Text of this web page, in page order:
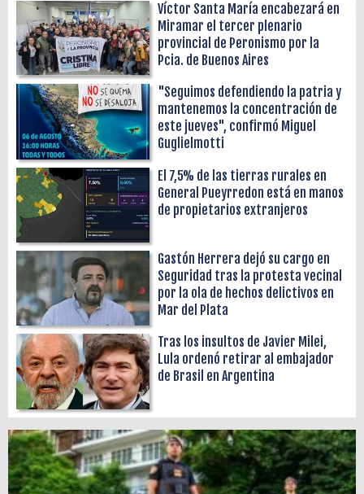
Víctor Santa María encabezará en
Miramar el tercer plenario
provincial de Peronismo por la
Pcia. de Buenos Aires
"Seguimos defendiendo la patria y
mantenemos la concentración de
este jueves", confirmó Miguel
Guglielmotti
El 7,5% de las tierras rurales en
General Pueyrredon está en manos
de propietarios extranjeros
Gastón Herrera dejó su cargo en
Seguridad tras la protesta vecinal
por la ola de hechos delictivos en
Mar del Plata
Tras los insultos de Javier Milei,
Lula ordenó retirar al embajador
de Brasil en Argentina